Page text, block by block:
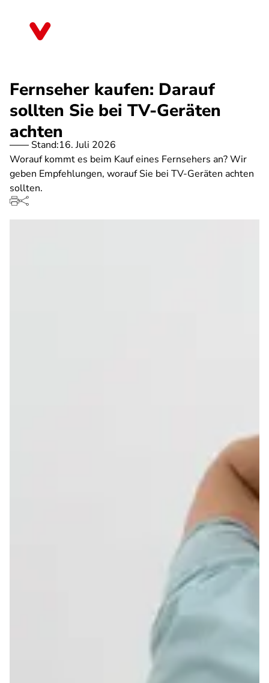
Fernseher kaufen: Darauf
sollten Sie bei TV-Geräten
achten
Stand:16. Juli 2026
Worauf kommt es beim Kauf eines Fernsehers an? Wir
geben Empfehlungen, worauf Sie bei TV-Geräten achten
sollten.